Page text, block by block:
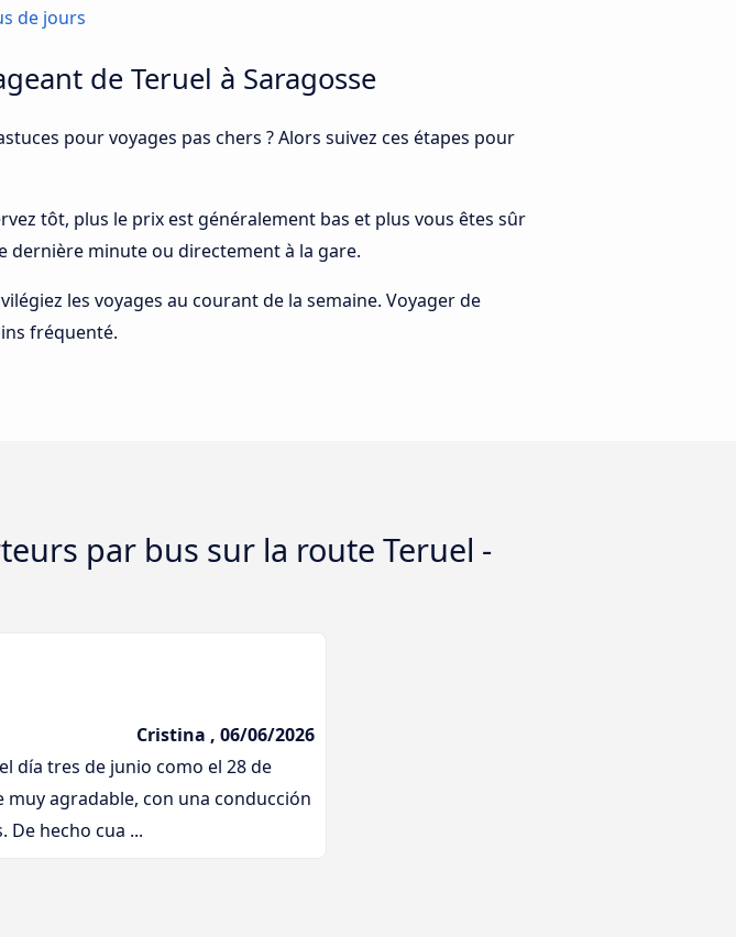
de jours
de Teruel à Saragosse
pour voyages pas chers ? Alors suivez ces étapes pour
tôt, plus le prix est généralement bas et plus vous êtes sûr
dernière minute ou directement à la gare.
les voyages au courant de la semaine. Voyager de
fréquenté.
par bus sur la route Teruel -
Cristina , 06/06/2026
día tres de junio como el 28 de
muy agradable, con una conducción
De hecho cua ...